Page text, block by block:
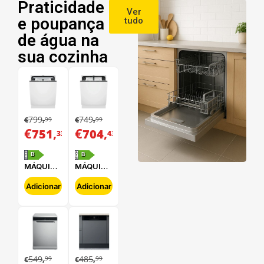
Praticidade
e poupança
de água na
sua cozinha
Ver
tudo
€799,99
€751,33
B
MÁQUINA
DE LAVAR
LOUÇA
ELECTROLUX
E62LB202S
Adicionar
€749,99
€704,43
B
MÁQUINA
DE LAVAR
LOUÇA
ELECTROLUX
E62LB100S
Adicionar
€549,99 €485,99